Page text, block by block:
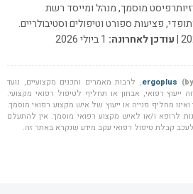
מוסמך, מנהל ומייסד רשת
פציעות ספורט וטיפולים וסטיבולריים.
עודכן לאחרונה:
ergoplus, לרבות מאמרים ותכנים מקצועיים, נועד
ייעוץ רפואי, אבחון או תחליף לטיפול רפואי מקצועי.
מחליף פנייה או ייעוץ של איש מקצוע רפואי מוסמך.
לרופא ו/או לאיש מקצוע רפואי מוסמך. אין להתעלם
לעכב קבלת טיפול רפואי עקב מידע שנקרא באתר זה.